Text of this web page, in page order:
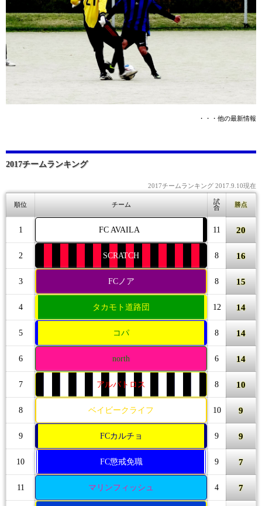
・・・他の最新情報
2017チームランキング
2017チームランキング 2017.9.10現在
順位 チーム
試
合
勝点
1 FC AVAILA 11 20
2 SCRATCH 8 16
3 FCノア 8 15
4 タカモト道路団 12 14
5 コパ 8 14
6 north 6 14
7 アルバトロス 8 10
8 ベイビークライフ 10 9
9 FCカルチョ 9 9
10 FC懲戒免職 9 7
11 マリンフィッシュ 4 7